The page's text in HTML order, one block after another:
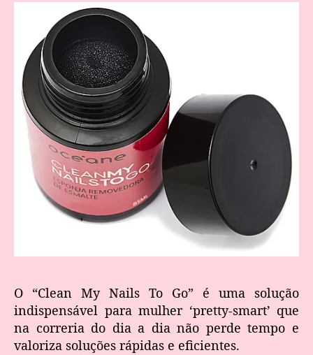
O “Clean My Nails To Go” é uma solução
indispensável para mulher ‘pretty-smart’ que
na correria do dia a dia não perde tempo e
valoriza soluções rápidas e eficientes.